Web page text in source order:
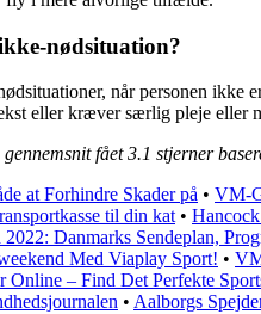
nødsituation?
når personen
eller kræver særlig pleje eller
fået3.1 stjerner
at Forhindre Skader på • VM-
til din kat •
Danmarks Sendeplan,
Med Viaplay Sport! •
Online – Find Det Perfekte
• Aalborgs